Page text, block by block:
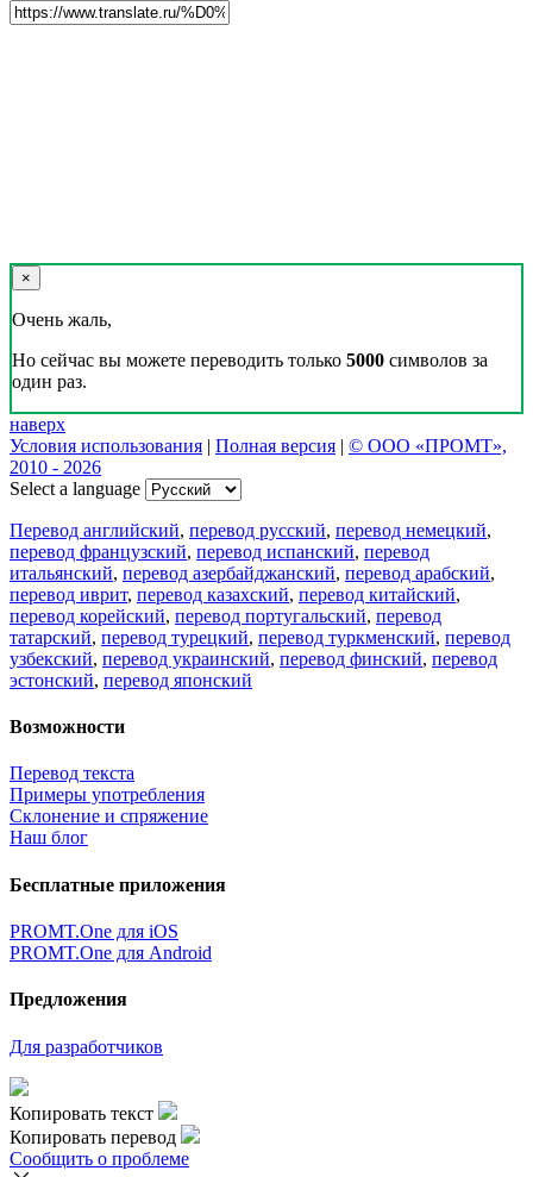
×
Очень жаль,
Но сейчас вы можете переводить только 5000 символов за
один раз.
наверх
Условия использования | Полная версия | © ООО «ПРОМТ»,
2010 - 2026
Select a language
Перевод английский, перевод русский, перевод немецкий,
перевод французский, перевод испанский, перевод
итальянский, перевод азербайджанский, перевод арабский,
перевод иврит, перевод казахский, перевод китайский,
перевод корейский, перевод португальский, перевод
татарский, перевод турецкий, перевод туркменский, перевод
узбекский, перевод украинский, перевод финский, перевод
эстонский, перевод японский
Возможности
Перевод текста
Примеры употребления
Склонение и спряжение
Наш блог
Бесплатные приложения
PROMT.One для iOS
PROMT.One для Android
Предложения
Для разработчиков
Копировать текст
Копировать перевод
Сообщить о проблеме